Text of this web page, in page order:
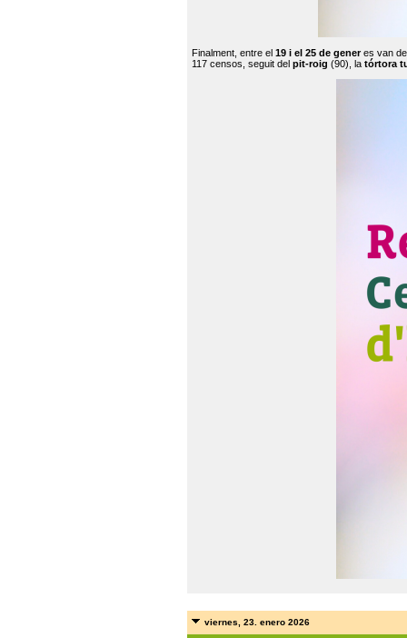
Finalment, entre el 19 i el 25 de generes van
117 censos, seguit del pit-roig (90), la tórtora
viernes, 23. enero 2026